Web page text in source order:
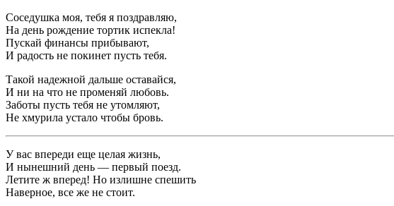
Соседушка моя, тебя я поздравляю,
На день рождение тортик испекла!
Пускай финансы прибывают,
И радость не покинет пусть тебя.
Такой надежной дальше оставайся,
И ни на что не променяй любовь.
Заботы пусть тебя не утомляют,
Не хмурила устало чтобы бровь.
У вас впереди еще целая жизнь,
И нынешний день — первый поезд.
Летите ж вперед! Но излишне спешить
Наверное, все же не стоит.